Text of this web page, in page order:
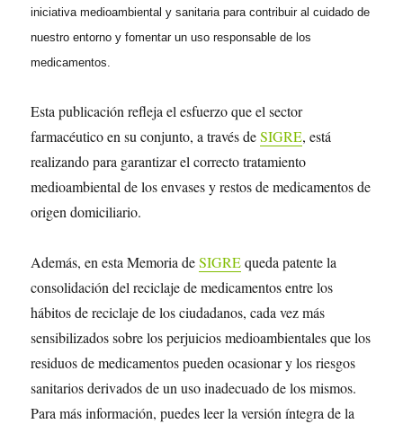
iniciativa medioambiental y sanitaria para contribuir al cuidado de
nuestro entorno y fomentar un uso responsable de los
medicamentos.
Esta publicación refleja el esfuerzo que el sector
farmacéutico en su conjunto, a través deSIGRE, está
realizando para garantizar el correcto tratamiento
medioambiental de los envases y restos de medicamentos de
origen domiciliario.
Además, en esta Memoria deSIGREqueda patente la
consolidación del reciclaje de medicamentos entre los
hábitos de reciclaje de los ciudadanos, cada vez más
sensibilizados sobre los perjuicios medioambientales que los
residuos de medicamentos pueden ocasionar y los riesgos
sanitarios derivados de un uso inadecuado de los mismos.
Para más información, puedes leer la versión íntegra de la